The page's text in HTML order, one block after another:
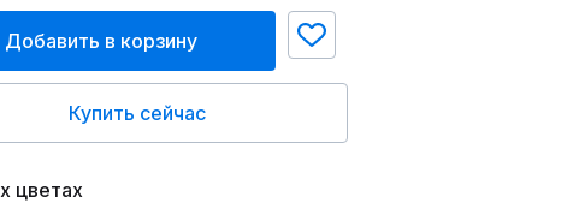
Добавить в корзину
Купить сейчас
цветах